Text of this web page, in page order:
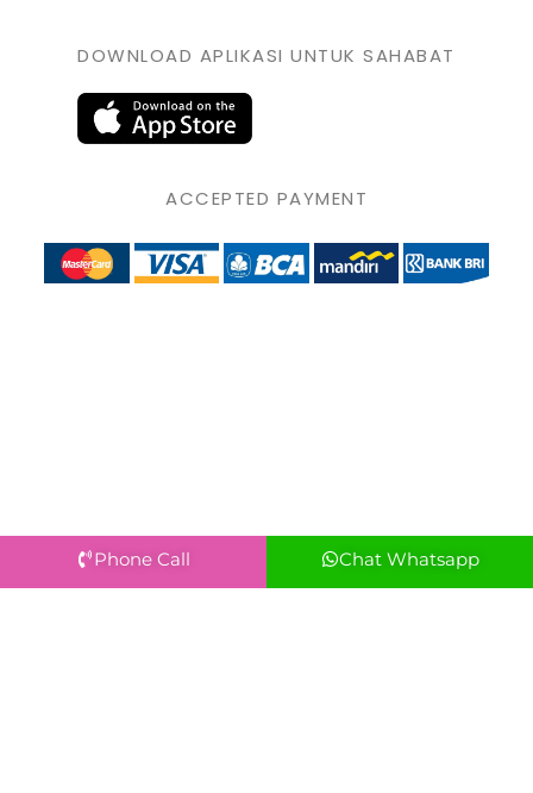
DOWNLOAD APLIKASI UNTUK SAHABAT
ACCEPTED PAYMENT
Phone Call Chat Whatsapp